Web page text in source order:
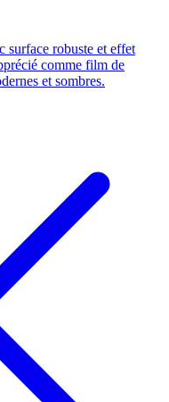
surface robuste et effet
comme film de
et sombres.